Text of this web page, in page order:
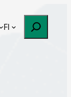
FI Etsi